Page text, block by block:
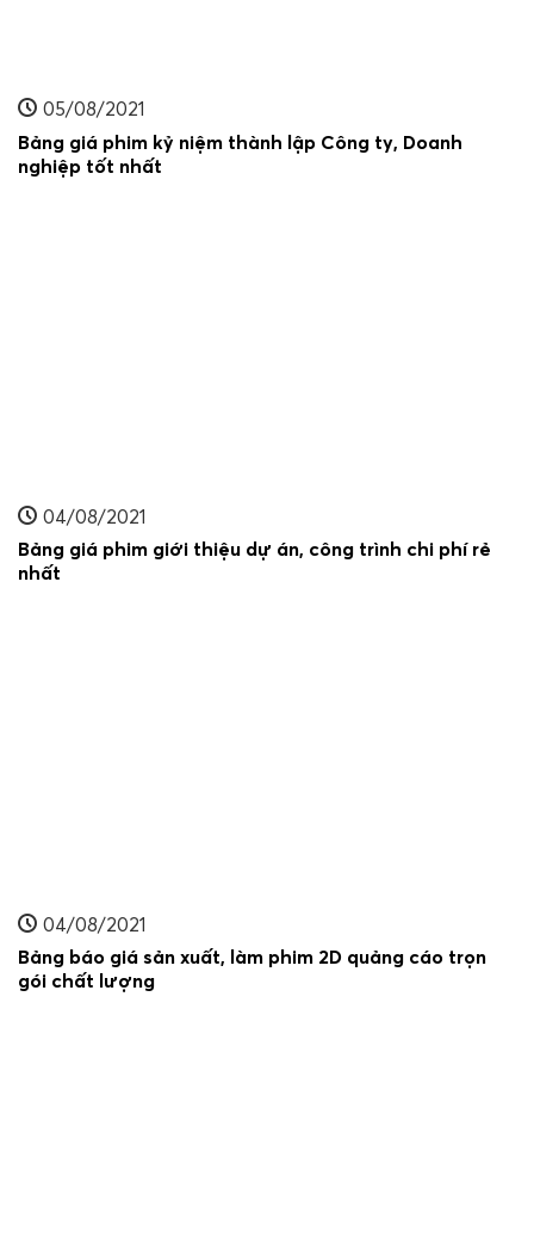
05/08/2021
Bảng giá phim kỷ niệm thành lập Công ty, Doanh
nghiệp tốt nhất
04/08/2021
Bảng giá phim giới thiệu dự án, công trình chi phí rẻ
nhất
04/08/2021
Bảng báo giá sản xuất, làm phim 2D quảng cáo trọn
gói chất lượng